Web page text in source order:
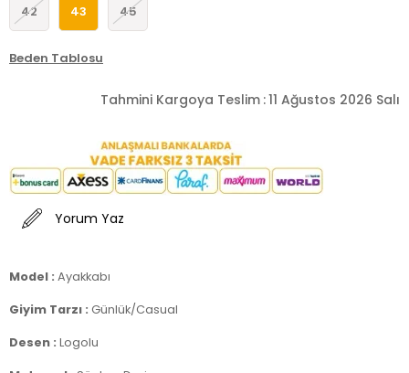
42 43 45
Beden Tablosu
Tahmini Kargoya Teslim :11 Ağustos 2026 Salı
Yorum Yaz
Model : Ayakkabı
Giyim Tarzı : Günlük/Casual
Desen : Logolu